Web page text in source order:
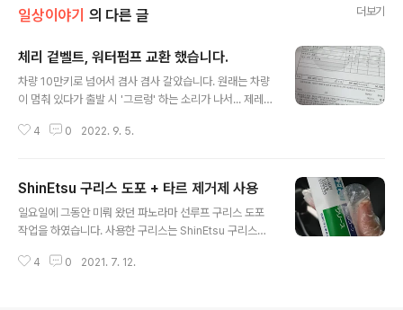
일상이야기 의 다른 글 더보기
체리 겉벨트, 워터펌프 교환 했습니다.
차량 10만키로 넘어서 겸사 겸사 갈았습니다. 원래는 차량
이 멈춰 있다가 출발 시 '그르렁' 하는 소리가 나서... 제레레
리가 안나서 ㅠㅠ 일단 예방 정비 차원에서 갈았네요. 비용
래 이미지에서 볼 수 있습니다. 겉벨트(외부벨트), 베어링,
오토 텐셔너, 워터펌프, 가스켓, 부동액, 뎀퍼플리, 엔진미
미... 근데 이러다가 다시 '그르렁' 거리는 소리 나면 어쩌
4 0 2022. 9. 5.
ShinEtsu 구리스 도포 + 타르 제거제 사용
일요일에 그동안 미뤄 왔던 파노라마 선루프 구리스 도포
작업을 하였습니다. 사용한 구리스는 ShinEtsu 구리스입
니다. (광고 아님) https://smartstore.naver.com/okh
4 0 2021. 7. 12.